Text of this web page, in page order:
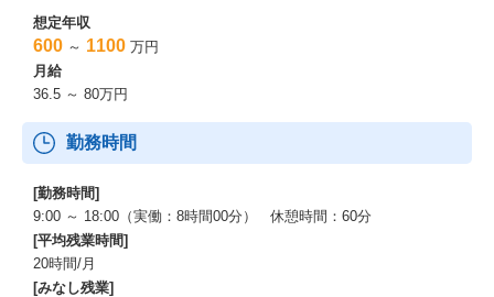
想定年収
600 ～ 1100 万円
月給
36.5 ～ 80万円
勤務時間
[勤務時間]
9:00 ～ 18:00（実働：8時間00分） 休憩時間：60分
[平均残業時間]
20時間/月
[みなし残業]